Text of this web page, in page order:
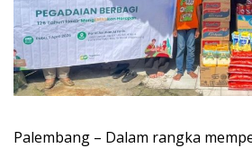
Palembang – Dalam rangka